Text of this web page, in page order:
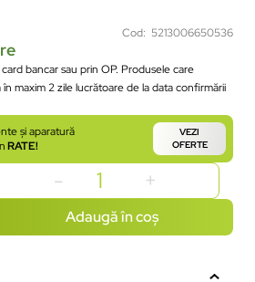
Cod: 5213006650536
bancar sau prin OP. Produsele care
maxim 2 zile lucrătoare de la data confirmării
și aparatură
RATE!
VEZI
OFERTE
Adaugă în coș